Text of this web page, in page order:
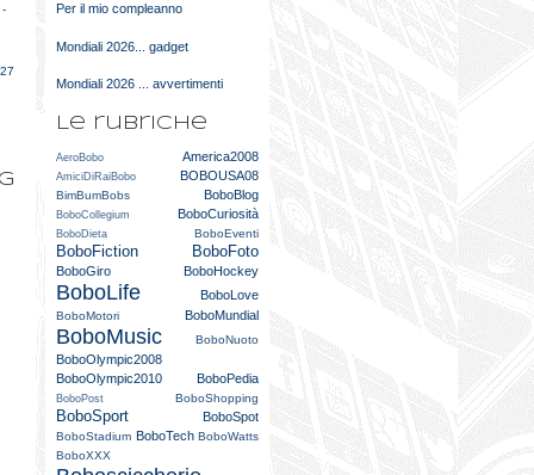
- Per il mio compleanno
Mondiali 2026... gadget
Mondiali 2026 ... avvertimenti
Le rubriche
AeroBobo America2008
AmiciDiRaiBobo BOBOUSA08
BimBumBobs BoboBlog
BoboCollegium BoboCuriosità
BoboDieta BoboEventi
BoboFiction BoboFoto
BoboGiro BoboHockey
BoboLife BoboLove
BoboMotori BoboMundial
BoboMusic BoboNuoto
BoboOlympic2008
BoboOlympic2010
BoboPedia
BoboPost BoboShopping
BoboSport BoboSpot
BoboStadium BoboTech BoboWatts
BoboXXX